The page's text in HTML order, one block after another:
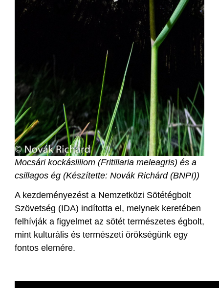
Mocsári kockásliliom (Fritillaria meleagris) és a
csillagos ég (Készítette: Novák Richárd (BNPI))
A kezdeményezést a Nemzetközi Sötétégbolt
Szövetség (IDA) indította el, melynek keretében
felhívják a figyelmet az sötét természetes égbolt,
mint kulturális és természeti örökségünk egy
fontos elemére.